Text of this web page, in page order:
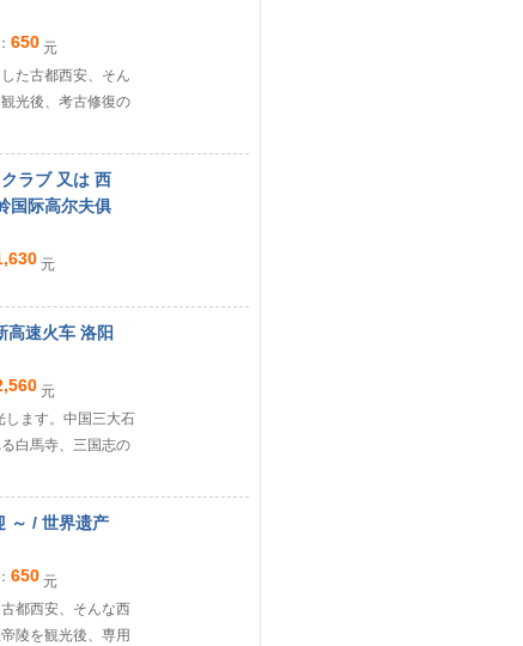
650 元
た古都西安、そん
光後、考古修復の
ラブ 又は 西
国际高尔夫俱
元
高速火车 洛阳
元
ます。中国三大石
白馬寺、三国志の
～ / 世界遗产
650 元
都西安、そんな西
陵を観光後、専用